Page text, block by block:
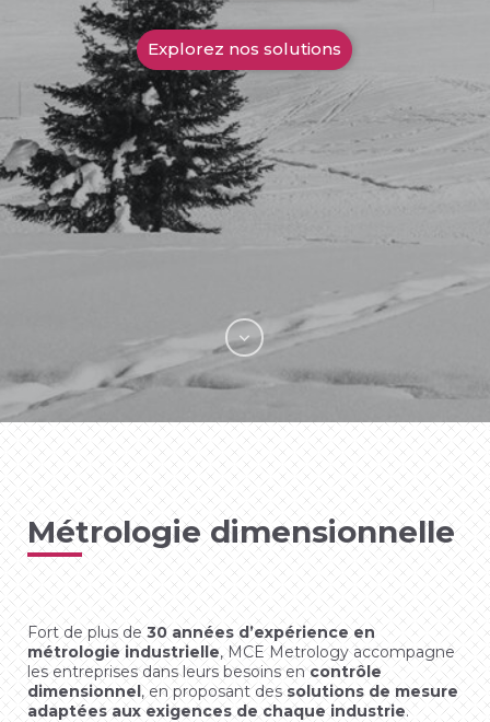
Explorez nos solutions
Métrologie dimensionnelle
Fort de plus de30 années d’expérience en
métrologie industrielle, MCE Metrology accompagne
les entreprises dans leurs besoins encontrôle
dimensionnel, en proposant dessolutions de mesure
adaptées aux exigences de chaque industrie.